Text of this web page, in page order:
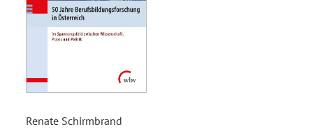
Renate Schirmbrand